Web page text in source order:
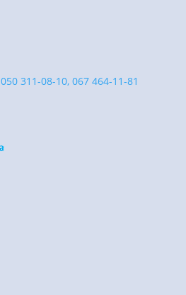
050 311-08-10, 067 464-11-81